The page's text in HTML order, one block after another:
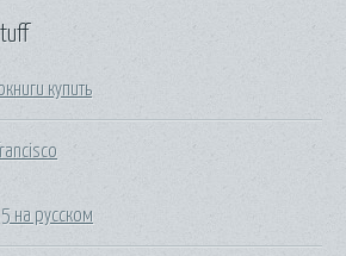
купить
на русском